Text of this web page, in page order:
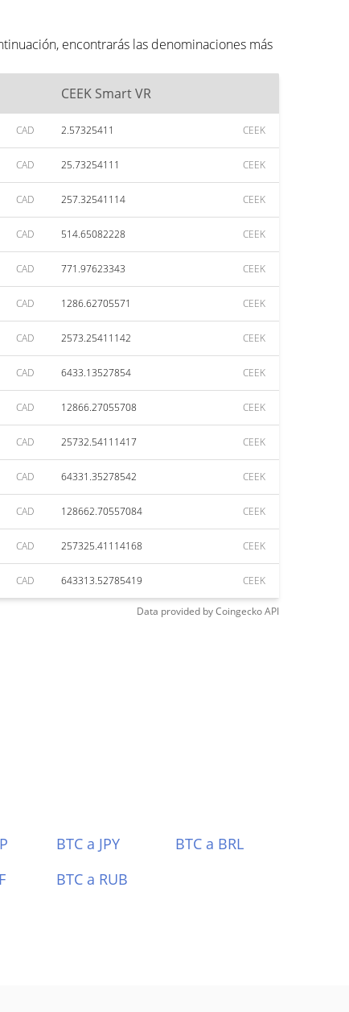
encontrarás las denominaciones más
CEEK Smart VR
CAD 2.57325411 CEEK
CAD 25.73254111 CEEK
CAD 257.32541114 CEEK
CAD 514.65082228 CEEK
CAD 771.97623343 CEEK
CAD 1286.62705571 CEEK
CAD 2573.25411142 CEEK
CAD 6433.13527854 CEEK
CAD 12866.27055708 CEEK
CAD 25732.54111417 CEEK
CAD 64331.35278542 CEEK
CAD 128662.70557084 CEEK
CAD 257325.41114168 CEEK
CAD 643313.52785419 CEEK
Data provided byCoingeckoAPI
BTC a JPY
BTC a BRL
BTC a RUB